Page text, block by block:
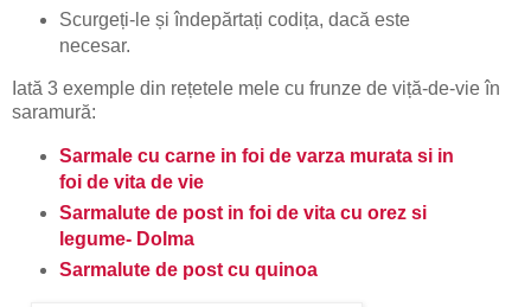
Scurgeți-le și îndepărtați codița, dacă este
necesar.
Iată 3 exemple din rețetele mele cu frunze de viță-de-vie în
saramură:
Sarmale cu carne in foi de varza murata si in
foi de vita de vie
Sarmalute de post in foi de vita cu orez si
legume- Dolma
Sarmalute de post cu quinoa